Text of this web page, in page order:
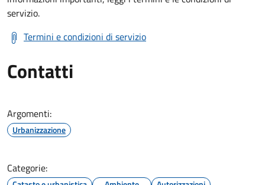
servizio.
Termini e condizioni di servizio
Contatti
Argomenti:
Urbanizzazione
Categorie: